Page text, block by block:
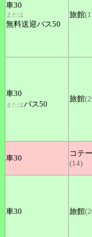
車30
または
無料送迎バス50
旅館
車30
またはバス50
旅館
車30
コテ
(14)
車30 旅館